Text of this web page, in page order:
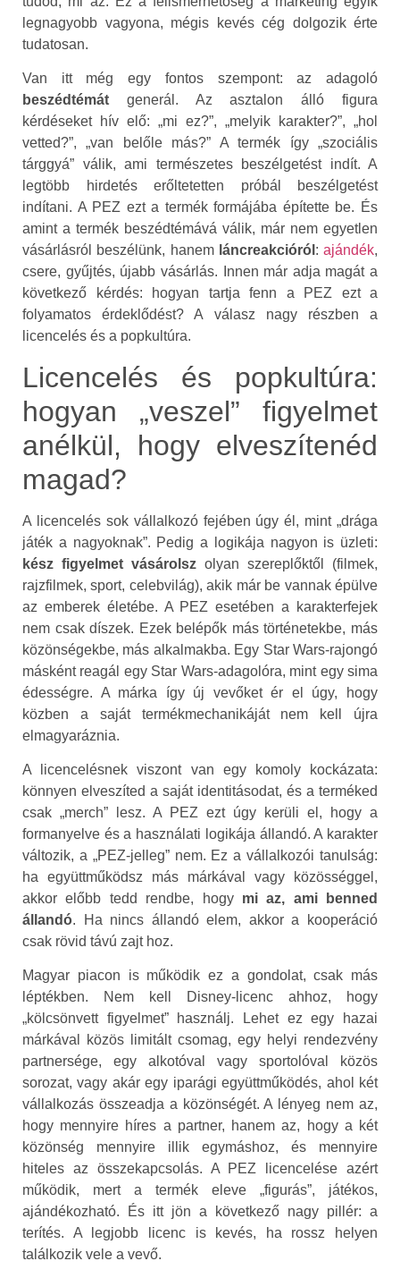
legnagyobb vagyona, mégis kevés cég dolgozik érte
tudatosan.
Van itt még egy fontos szempont: az adagoló
beszédtémát generál. Az asztalon álló figura
kérdéseket hív elő: „mi ez?”, „melyik karakter?”, „hol
vetted?”, „van belőle más?” A termék így „szociális
tárggyá” válik, ami természetes beszélgetést indít. A
legtöbb hirdetés erőltetetten próbál beszélgetést
indítani. A PEZ ezt a termék formájába építette be. És
amint a termék beszédtémává válik, már nem egyetlen
vásárlásról beszélünk, hanem láncreakcióról : ajándék,
csere, gyűjtés, újabb vásárlás. Innen már adja magát a
következő kérdés: hogyan tartja fenn a PEZ ezt a
folyamatos érdeklődést? A válasz nagy részben a
licencelés és a popkultúra.
Licencelés és popkultúra:
hogyan „veszel” figyelmet
anélkül, hogy elveszítenéd
magad?
A licencelés sok vállalkozó fejében úgy él, mint „drága
játék a nagyoknak”. Pedig a logikája nagyon is üzleti:
kész figyelmet vásárolsz olyan szereplőktől (filmek,
rajzfilmek, sport, celebvilág), akik már be vannak épülve
az emberek életébe. A PEZ esetében a karakterfejek
nem csak díszek. Ezek belépők más történetekbe, más
közönségekbe, más alkalmakba. Egy Star Wars-rajongó
másként reagál egy Star Wars-adagolóra, mint egy sima
édességre. A márka így új vevőket ér el úgy, hogy
közben a saját termékmechanikáját nem kell újra
elmagyaráznia.
A licencelésnek viszont van egy komoly kockázata:
könnyen elveszíted a saját identitásodat, és a terméked
csak „merch” lesz. A PEZ ezt úgy kerüli el, hogy a
formanyelve és a használati logikája állandó. A karakter
változik, a „PEZ-jelleg” nem. Ez a vállalkozói tanulság:
ha együttműködsz más márkával vagy közösséggel,
akkor előbb tedd rendbe, hogy mi az, ami benned
állandó. Ha nincs állandó elem, akkor a kooperáció
csak rövid távú zajt hoz.
Magyar piacon is működik ez a gondolat, csak más
léptékben. Nem kell Disney-licenc ahhoz, hogy
„kölcsönvett figyelmet” használj. Lehet ez egy hazai
márkával közös limitált csomag, egy helyi rendezvény
partnersége, egy alkotóval vagy sportolóval közös
sorozat, vagy akár egy iparági együttműködés, ahol két
vállalkozás összeadja a közönségét. A lényeg nem az,
hogy mennyire híres a partner, hanem az, hogy a két
közönség mennyire illik egymáshoz, és mennyire
hiteles az összekapcsolás. A PEZ licencelése azért
működik, mert a termék eleve „figurás”, játékos,
ajándékozható. És itt jön a következő nagy pillér: a
terítés. A legjobb licenc is kevés, ha rossz helyen
találkozik vele a vevő.